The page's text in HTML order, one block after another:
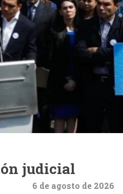
judicial
6 de agosto de 2026